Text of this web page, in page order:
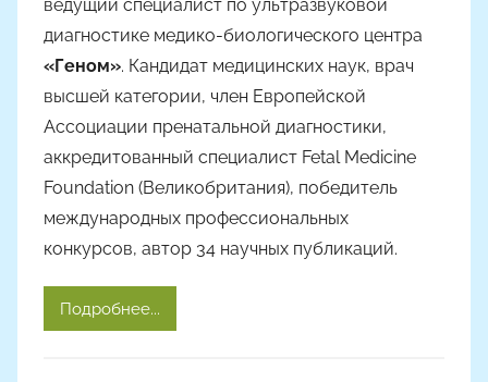
ведущий специалист по ультразвуковой
диагностике медико-биологического центра
«Геном». Кандидат медицинских наук, врач
высшей категории, член Европейской
Ассоциации пренатальной диагностики,
аккредитованный специалист Fetal Medicine
Foundation (Великобритания), победитель
международных профессиональных
конкурсов, автор 34 научных публикаций.
Подробнее...